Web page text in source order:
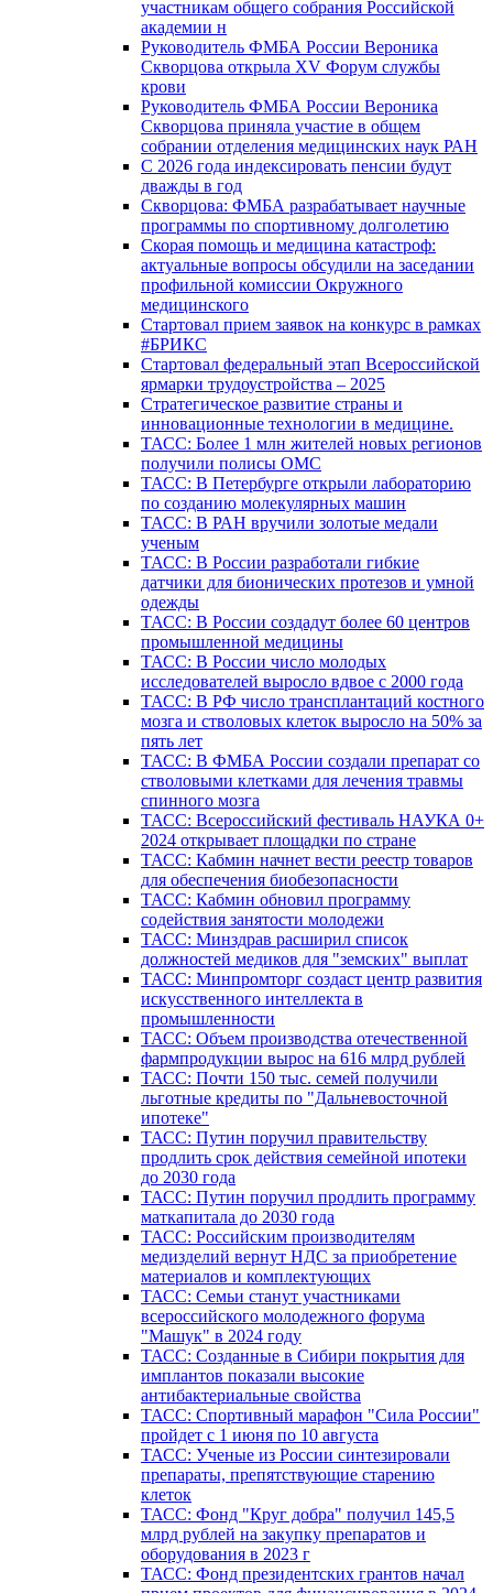
участникам общего собрания Российской
академии н
Руководитель ФМБА России Вероника
Скворцова открыла XV Форум службы
крови
Руководитель ФМБА России Вероника
Скворцова приняла участие в общем
собрании отделения медицинских наук РАН
С 2026 года индексировать пенсии будут
дважды в год
Скворцова: ФМБА разрабатывает научные
программы по спортивному долголетию
Скорая помощь и медицина катастроф:
актуальные вопросы обсудили на заседании
профильной комиссии Окружного
медицинского
Стартовал прием заявок на конкурс в рамках
#БРИКС
Стартовал федеральный этап Всероссийской
ярмарки трудоустройства – 2025
Стратегическое развитие страны и
инновационные технологии в медицине.
ТАСС: Более 1 млн жителей новых регионов
получили полисы ОМС
ТАСС: В Петербурге открыли лабораторию
по созданию молекулярных машин
ТАСС: В РАН вручили золотые медали
ученым
ТАСС: В России разработали гибкие
датчики для бионических протезов и умной
одежды
ТАСС: В России создадут более 60 центров
промышленной медицины
ТАСС: В России число молодых
исследователей выросло вдвое с 2000 года
ТАСС: В РФ число трансплантаций костного
мозга и стволовых клеток выросло на 50% за
пять лет
ТАСС: В ФМБА России создали препарат со
стволовыми клетками для лечения травмы
спинного мозга
ТАСС: Всероссийский фестиваль НАУКА 0+
2024 открывает площадки по стране
ТАСС: Кабмин начнет вести реестр товаров
для обеспечения биобезопасности
ТАСС: Кабмин обновил программу
содействия занятости молодежи
ТАСС: Минздрав расширил список
должностей медиков для "земских" выплат
ТАСС: Минпромторг создаст центр развития
искусственного интеллекта в
промышленности
ТАСС: Объем производства отечественной
фармпродукции вырос на 616 млрд рублей
ТАСС: Почти 150 тыс. семей получили
льготные кредиты по "Дальневосточной
ипотеке"
ТАСС: Путин поручил правительству
продлить срок действия семейной ипотеки
до 2030 года
ТАСС: Путин поручил продлить программу
маткапитала до 2030 года
ТАСС: Российским производителям
медизделий вернут НДС за приобретение
материалов и комплектующих
ТАСС: Семьи станут участниками
всероссийского молодежного форума
"Машук" в 2024 году
ТАСС: Созданные в Сибири покрытия для
имплантов показали высокие
антибактериальные свойства
ТАСС: Спортивный марафон "Сила России"
пройдет с 1 июня по 10 августа
ТАСС: Ученые из России синтезировали
препараты, препятствующие старению
клеток
ТАСС: Фонд "Круг добра" получил 145,5
млрд рублей на закупку препаратов и
оборудования в 2023 г
ТАСС: Фонд президентских грантов начал